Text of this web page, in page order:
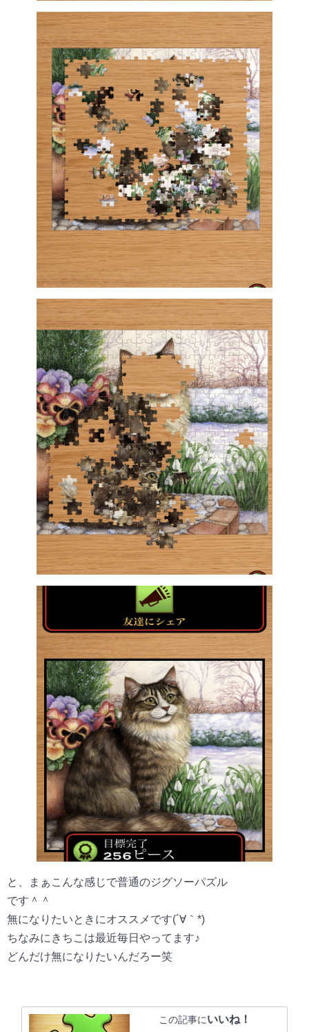
と、まぁこんな感じで普通のジグソーパズル
です＾＾
無になりたいときにオススメです(´∀｀*)
ちなみにきちこは最近毎日やってます♪
どんだけ無になりたいんだろー笑
この記事にいいね！